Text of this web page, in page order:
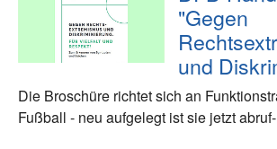
"Gegen
und
Die Broschüre richtet sich an
Fußball - neu aufgelegt ist sie jetzt